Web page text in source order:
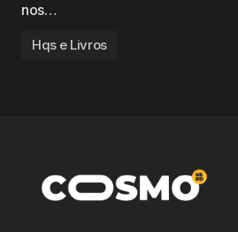
nos…
Hqs e Livros